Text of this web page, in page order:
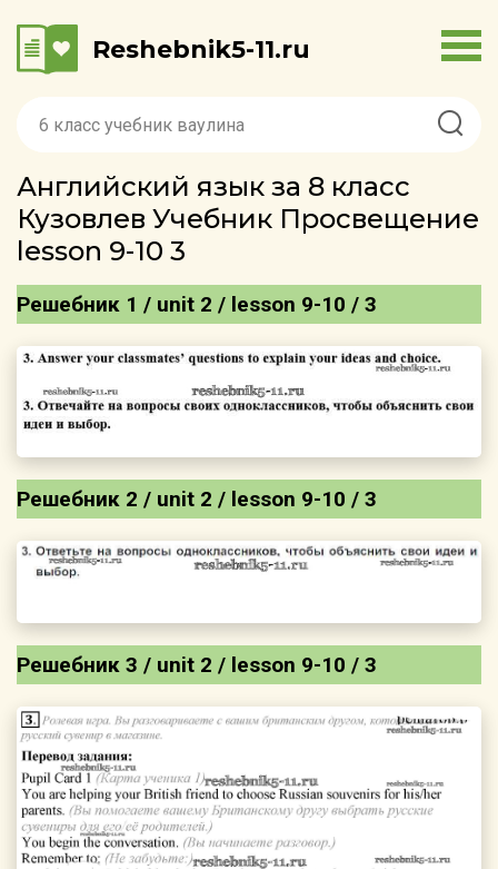
Reshebnik5-11.ru
Английский язык за 8 класс
Кузовлев Учебник Просвещение
lesson 9-10 3
Решебник 1 / unit 2 / lesson 9-10 / 3
Решебник 2 / unit 2 / lesson 9-10 / 3
Решебник 3 / unit 2 / lesson 9-10 / 3